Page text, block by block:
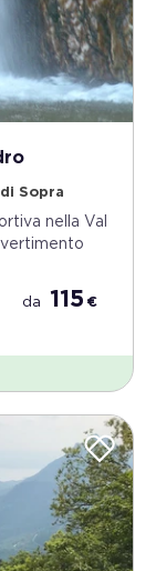
Sopra
nella Val
da 115 €